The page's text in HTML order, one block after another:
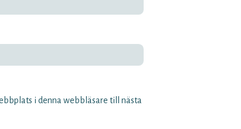
i denna webbläsare till nästa